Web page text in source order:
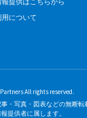
について
All rights reserved.
・写真・図表などの無断
提供者に属します。